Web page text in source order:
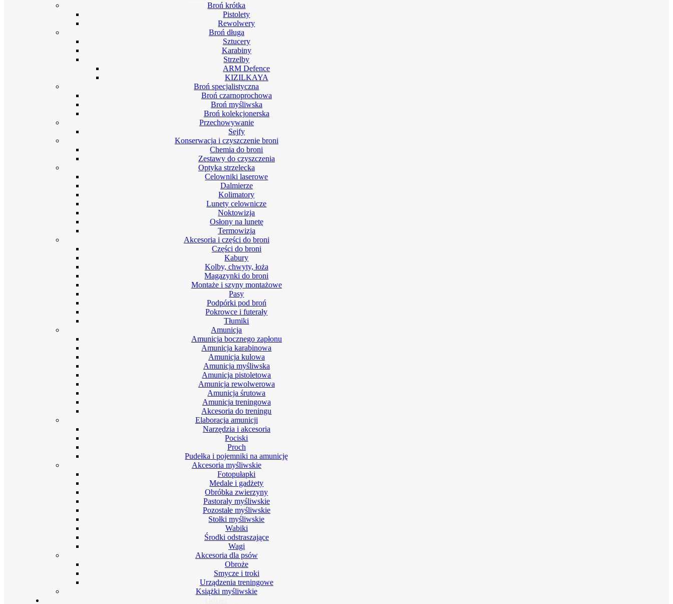
Broń krótka
Pistolety
Rewolwery
Broń długa
Sztucery
Karabiny
Strzelby
ARM Defence
KIZILKAYA
Broń specjalistyczna
Broń czarnoprochowa
Broń myśliwska
Broń kolekcjonerska
Przechowywanie
Sejfy
Konserwacja i czyszczenie broni
Chemia do broni
Zestawy do czyszczenia
Optyka strzelecka
Celowniki laserowe
Dalmierze
Kolimatory
Lunety celownicze
Noktowizja
Osłony na lunetę
Termowizja
Akcesoria i części do broni
Części do broni
Kabury
Kolby, chwyty, łoża
Magazynki do broni
Montaże i szyny montażowe
Pasy
Podpórki pod broń
Pokrowce i futerały
Tłumiki
Amunicja
Amunicja bocznego zapłonu
Amunicja karabinowa
Amunicja kulowa
Amunicja myśliwska
Amunicja pistoletowa
Amunicja rewolwerowa
Amunicja śrutowa
Amunicja treningowa
Akcesoria do treningu
Elaboracja amunicji
Narzędzia i akcesoria
Pociski
Proch
Pudełka i pojemniki na amunicję
Akcesoria myśliwskie
Fotopułapki
Medale i gadżety
Obróbka zwierzyny
Pastorały myśliwskie
Pozostałe myśliwskie
Stołki myśliwskie
Wabiki
Środki odstraszające
Wagi
Akcesoria dla psów
Obroże
Smycze i troki
Urządzenia treningowe
Książki myśliwskie